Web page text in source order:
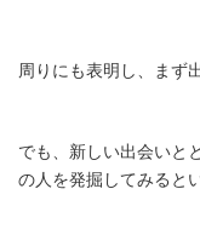
周りにも表明し、まず
でも、新しい出会いと
の人を発掘してみると